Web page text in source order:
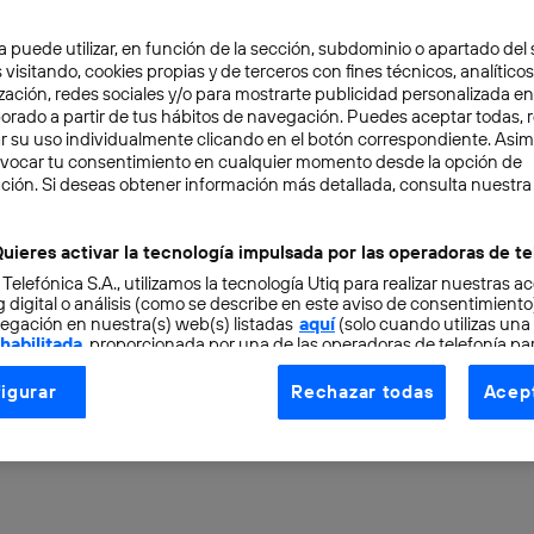
2 min
de seguridad de
no tienen cifrado
extremo
puede utilizar, en función de la sección, subdominio o apartado del
visitando, cookies propias y de terceros con fines técnicos,
redes sociales y/o para mostrarte publicidad personalizada
a partir de tus hábitos de navegación. Puedes aceptar todas,
su uso individualmente clicando en el botón correspondiente.
tu consentimiento en cualquier momento desde la opción de
Si deseas obtener información más detallada, consulta nuestra
activar la tecnología impulsada por las operadoras de
S.A., utilizamos la tecnología Utiq para realizar nuestras
digital o análisis (como se describe en este aviso de
en nuestra(s) web(s) listadas aquí(solo cuando utilizas una
, proporcionada por una de las operadoras de telefonía
consentimiento en cada página web).
Utiq está diseñada con la privacidad como prioridad
dirección IP y otra información de la cuenta de cliente de
Rechazar todas